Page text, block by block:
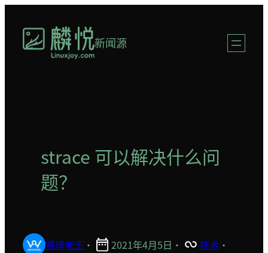
新闻源
strace 可以解决什么问
题？
赛博老王 · 2021年4月5日 · 技术 ·